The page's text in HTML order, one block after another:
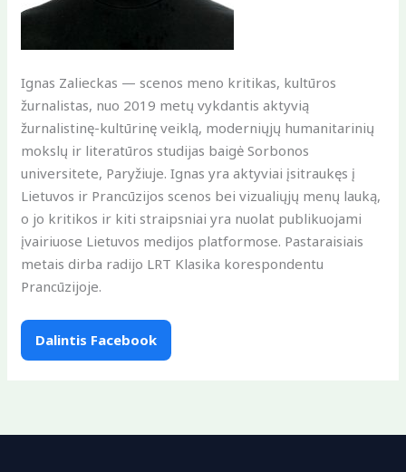
Ignas Zalieckas — scenos meno kritikas, kultūros
žurnalistas, nuo 2019 metų vykdantis aktyvią
žurnalistinę-kultūrinę veiklą, moderniųjų humanitarinių
mokslų ir literatūros studijas baigė Sorbonos
universitete, Paryžiuje. Ignas yra aktyviai įsitraukęs į
Lietuvos ir Prancūzijos scenos bei vizualiųjų menų lauką,
o jo kritikos ir kiti straipsniai yra nuolat publikuojami
įvairiuose Lietuvos medijos platformose. Pastaraisiais
metais dirba radijo LRT Klasika korespondentu
Prancūzijoje.
Dalintis Facebook